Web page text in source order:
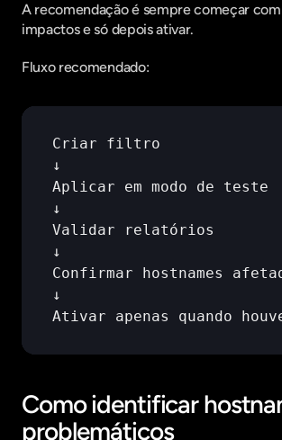
A recomendação é sempre começar
impactos e só depois ativar.
Fluxo recomendado:
Criar filtro
↓
Aplicar em modo de teste
↓
Validar
relatórios
↓
Confirmar hostnames
↓
Ativar apenas quando
Como identificar
problemáticos